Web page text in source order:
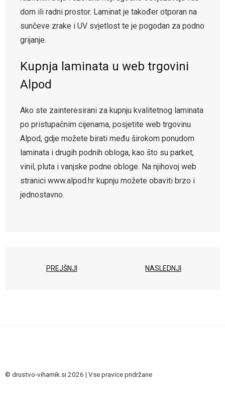
dom ili radni prostor. Laminat je također otporan na
sunčeve zrake i UV svjetlost te je pogodan za podno
grijanje.
Kupnja laminata u web trgovini
Alpod
Ako ste zainteresirani za kupnju kvalitetnog laminata
po pristupačnim cijenama, posjetite web trgovinu
Alpod, gdje možete birati među širokom ponudom
laminata i drugih podnih obloga, kao što su parket,
vinil, pluta i vanjske podne obloge. Na njihovoj web
stranici www.alpod.hr kupnju možete obaviti brzo i
jednostavno.
PREJŠNJI NASLEDNJI
© drustvo-viharnik.si 2026 | Vse pravice pridržane